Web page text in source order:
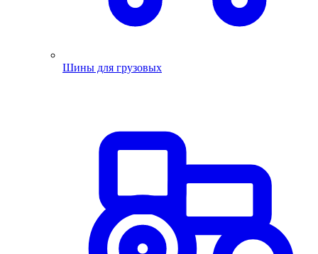
Шины для грузовых